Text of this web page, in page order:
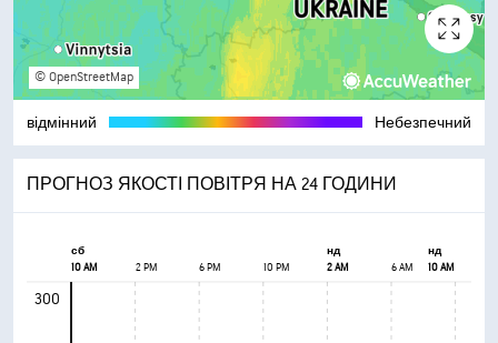
© OpenStreetMap
відмінний Небезпечний
ПРОГНОЗ ЯКОСТІ ПОВІТРЯ НА 24 ГОДИНИ
сб нд
нд
10 AM
2 PM 6 PM 10 PM 2 AM 6 AM 10 AM
300